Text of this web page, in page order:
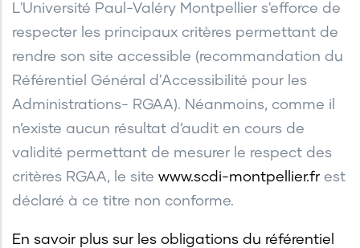
L'Université Paul-Valéry Montpellier s'efforce de
respecter les principaux critères permettant de
rendre son site accessible (recommandation du
Référentiel Général d'Accessibilité pour les
Administrations- RGAA). Néanmoins, comme il
n’existe aucun résultat d’audit en cours de
validité permettant de mesurer le respect des
critères RGAA, le site www.scdi-montpellier.fr est
déclaré à ce titre non conforme.
En savoir plus sur les obligations du référentiel